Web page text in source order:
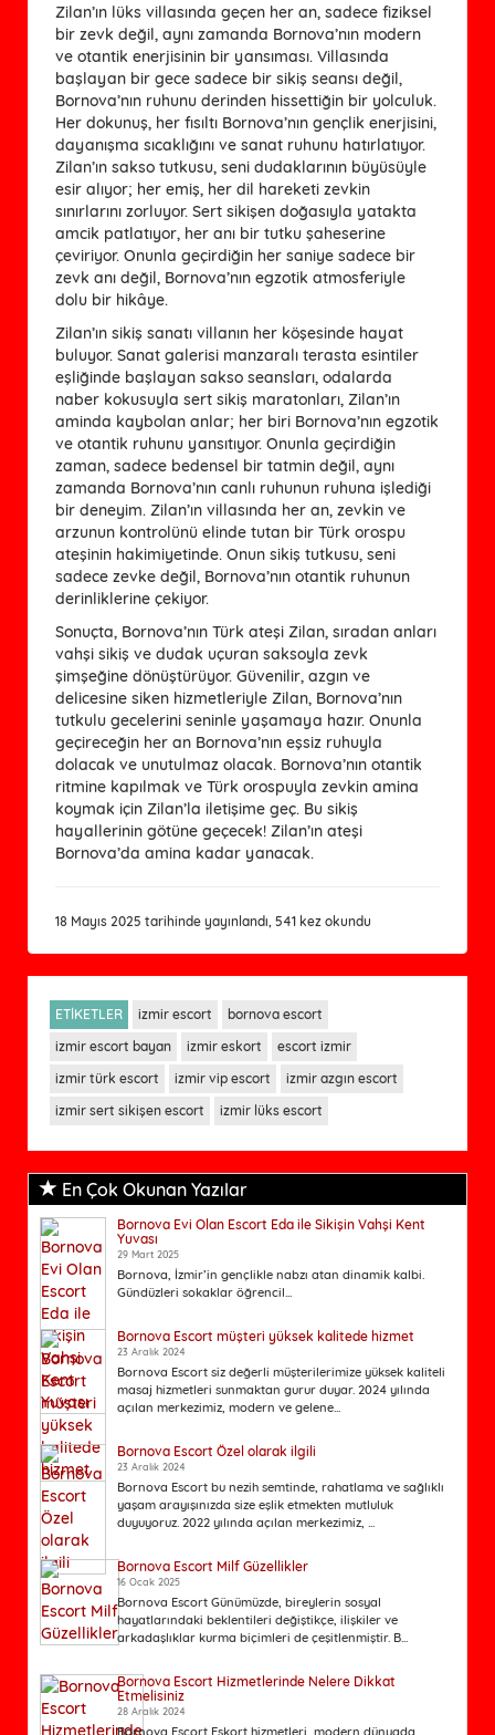
Zilan’ın lüks villasında geçen her an, sadece fiziksel
bir zevk değil, aynı zamanda Bornova’nın modern
ve otantik enerjisinin bir yansıması. Villasında
başlayan bir gece sadece bir sikiş seansı değil,
Bornova’nın ruhunu derinden hissettiğin bir yolculuk.
Her dokunuş, her fısıltı Bornova’nın gençlik enerjisini,
dayanışma sıcaklığını ve sanat ruhunu hatırlatıyor.
Zilan’ın sakso tutkusu, seni dudaklarının büyüsüyle
esir alıyor; her emiş, her dil hareketi zevkin
sınırlarını zorluyor. Sert sikişen doğasıyla yatakta
amcik patlatıyor, her anı bir tutku şaheserine
çeviriyor. Onunla geçirdiğin her saniye sadece bir
zevk anı değil, Bornova’nın egzotik atmosferiyle
dolu bir hikâye.
Zilan’ın sikiş sanatı villanın her köşesinde hayat
buluyor. Sanat galerisi manzaralı terasta esintiler
eşliğinde başlayan sakso seansları, odalarda
naber kokusuyla sert sikiş maratonları, Zilan’ın
aminda kaybolan anlar; her biri Bornova’nın egzotik
ve otantik ruhunu yansıtıyor. Onunla geçirdiğin
zaman, sadece bedensel bir tatmin değil, aynı
zamanda Bornova’nın canlı ruhunun ruhuna işlediği
bir deneyim. Zilan’ın villasında her an, zevkin ve
arzunun kontrolünü elinde tutan bir Türk orospu
ateşinin hakimiyetinde. Onun sikiş tutkusu, seni
sadece zevke değil, Bornova’nın otantik ruhunun
derinliklerine çekiyor.
Sonuçta, Bornova’nın Türk ateşi Zilan, sıradan anları
vahşi sikiş ve dudak uçuran saksoyla zevk
şimşeğine dönüştürüyor. Güvenilir, azgın ve
delicesine siken hizmetleriyle Zilan, Bornova’nın
tutkulu gecelerini seninle yaşamaya hazır. Onunla
geçireceğin her an Bornova’nın eşsiz ruhuyla
dolacak ve unutulmaz olacak. Bornova’nın otantik
ritmine kapılmak ve Türk orospuyla zevkin amina
koymak için Zilan’la iletişime geç. Bu sikiş
hayallerinin götüne geçecek! Zilan’ın ateşi
Bornova’da amina kadar yanacak.
18 Mayıs 2025 tarihinde yayınlandı, 541 kez okundu
ETİKETLER izmir escort
bornova escort
izmir escort bayan
izmir eskort
escort izmir
izmir türk escort
izmir vip escort
izmir azgın escort
izmir sert sikişen escort
izmir lüks escort
En Çok Okunan Yazılar
Bornova Evi Olan Escort Eda ile Sikişin Vahşi Kent
Yuvası
29 Mart 2025
Bornova, İzmir’in gençlikle nabzı atan dinamik kalbi.
Gündüzleri sokaklar öğrencil...
Bornova Escort müşteri yüksek kalitede hizmet
23 Aralık 2024
Bornova Escort siz değerli müşterilerimize yüksek kaliteli
masaj hizmetleri sunmaktan gurur duyar. 2024 yılında
açılan merkezimiz, modern ve gelene...
Bornova Escort Özel olarak ilgili
23 Aralık 2024
Bornova Escort bu nezih semtinde, rahatlama ve sağlıklı
yaşam arayışınızda size eşlik etmekten mutluluk
duyuyoruz. 2022 yılında açılan merkezimiz, ...
Bornova Escort Milf Güzellikler
16 Ocak 2025
Bornova Escort Günümüzde, bireylerin sosyal
hayatlarındaki beklentileri değiştikçe, ilişkiler ve
arkadaşlıklar kurma biçimleri de çeşitlenmiştir. B...
Bornova Escort Hizmetlerinde Nelere Dikkat
Etmelisiniz
28 Aralık 2024
Bornova Escort Eskort hizmetleri, modern dünyada